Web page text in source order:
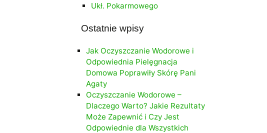
Ukł. Pokarmowego
Ostatnie wpisy
Jak Oczyszczanie Wodorowe i
Odpowiednia Pielęgnacja
Domowa Poprawiły Skórę Pani
Agaty
Oczyszczanie Wodorowe –
Dlaczego Warto? Jakie Rezultaty
Może Zapewnić i Czy Jest
Odpowiednie dla Wszystkich